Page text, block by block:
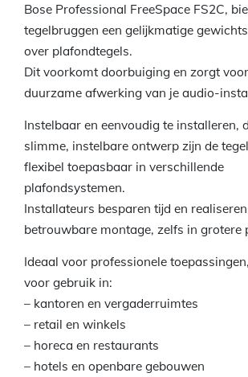
Bose Professional FreeSpace FS2C,
tegelbruggen een gelijkmatige
over plafondtegels.
Dit voorkomt doorbuiging en zorgt
duurzame afwerking van je audio-
Instelbaar en eenvoudig te installeren,
slimme, instelbare ontwerp zijn de
flexibel toepasbaar in verschillende
plafondsystemen.
Installateurs besparen tijd en
betrouwbare montage, zelfs in grotere
Ideaal voor professionele
voor gebruik in:
– kantoren en vergaderruimtes
– retail en winkels
– horeca en restaurants
– hotels en openbare gebouwen